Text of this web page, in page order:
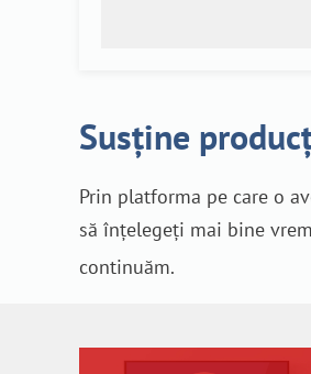
Susține
Prin platforma pe care o
să înțelegeți mai bine
continuăm.